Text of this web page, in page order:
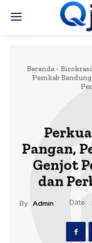
Beranda Birokrasi
Pemkab
Pangan,
Genjot
dan
By: Admin Date: